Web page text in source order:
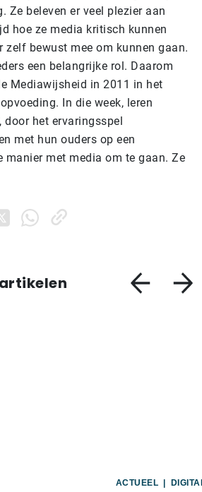
Ze beleven er veel plezier aan
hoe ze media kritisch kunnen
zelf bewust mee om kunnen gaan.
een belangrijke rol. Daarom
Mediawijsheid in 2011 in het
In die week, leren
door het ervaringsspel
met hun ouders op een
manier met media om te gaan. Ze
ACTUEEL